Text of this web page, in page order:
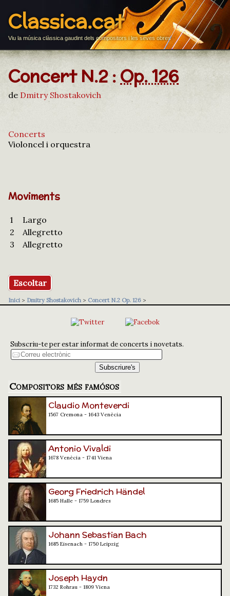
Classica.cat
Viu la música clàssica gaudint dels compositors i les seves obres
Concert N.2 :Op. 126
de Dmitry Shostakovich
Concerts
Violoncel i orquestra
Moviments
1
Largo
2
Allegretto
3
Allegretto
Escoltar
Inici > Dmitry Shostakovich > Concert N.2 Op. 126 >
Subscriu-te per estar informat de concerts i novetats.
Compositors més famósos
Claudio Monteverdi
1567 Cremona - 1643 Venècia
Antonio Vivaldi
1678 Venècia - 1741 Viena
Georg Friedrich Händel
1685 Halle - 1759 Londres
Johann Sebastian Bach
1685 Eisenach - 1750 Leipzig
Joseph Haydn
1732 Rohrau - 1809 Viena